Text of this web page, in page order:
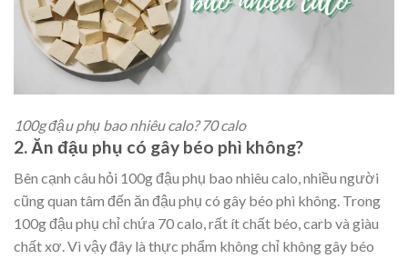
100g đậu phụ bao nhiêu calo? 70 calo
2. Ăn đậu phụ có gây béo phì không?
Bên cạnh câu hỏi 100g đậu phụ bao nhiêu calo, nhiều người
cũng quan tâm đến ăn đậu phụ có gây béo phì không. Trong
100g đậu phụ chỉ chứa 70 calo, rất ít chất béo, carb và giàu
chất xơ. Vì vậy đây là thực phẩm không chỉ không gây béo